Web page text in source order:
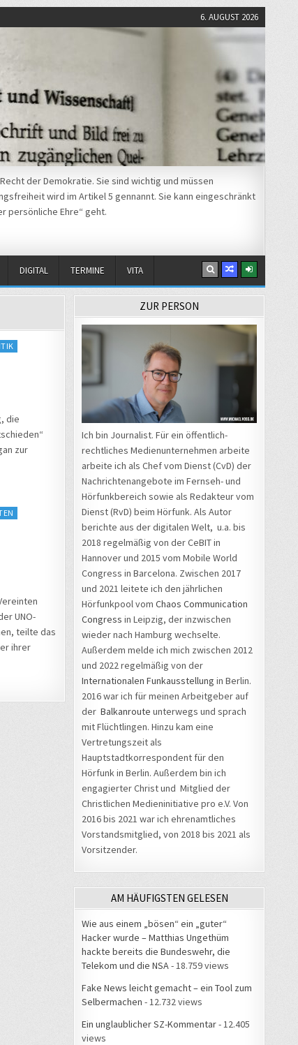
6. AUGUST 2026
der Demokratie. Sie sind wichtig und müssen
wird im Artikel 5 gennannt. Sie kann eingeschränkt
persönliche Ehre“ geht.
DIGITAL TERMINE VITA
die
zur
UNO-
teilte das
ihrer
ZUR PERSON
Ich bin Journalist. Für ein öffentlich-
rechtliches Medienunternehmen arbeite
arbeite ich als Chef vom Dienst (CvD) der
Nachrichtenangebote im Fernseh- und
Hörfunkbereich sowie als Redakteur vom
Dienst (RvD) beim Hörfunk. Als Autor
berichte aus der digitalen Welt, u.a. bis
2018 regelmäßig von der CeBIT in
Hannover und 2015 vom Mobile World
Congress in Barcelona. Zwischen 2017
und 2021 leitete ich den jährlichen
Hörfunkpool vom Chaos Communication
Congress in Leipzig, der inzwischen
wieder nach Hamburg wechselte.
Außerdem melde ich mich zwischen 2012
und 2022 regelmäßig von der
Internationalen Funkausstellung in Berlin.
2016 war ich für meinen Arbeitgeber auf
der Balkanroute unterwegs und sprach
mit Flüchtlingen. Hinzu kam eine
Vertretungszeit als
Hauptstadtkorrespondent für den
Hörfunk in Berlin. Außerdem bin ich
engagierter Christ und Mitglied der
Christlichen Medieninitiative pro e.V. Von
2016 bis 2021 war ich ehrenamtliches
Vorstandsmitglied, von 2018 bis 2021 als
Vorsitzender.
AM HÄUFIGSTEN GELESEN
Wie aus einem „bösen“ ein „guter“
Hacker wurde – Matthias Ungethüm
hackte bereits die Bundeswehr, die
Telekom und die NSA - 18.759 views
Fake News leicht gemacht – ein Tool zum
Selbermachen - 12.732 views
Ein unglaublicher SZ-Kommentar- 12.405
views